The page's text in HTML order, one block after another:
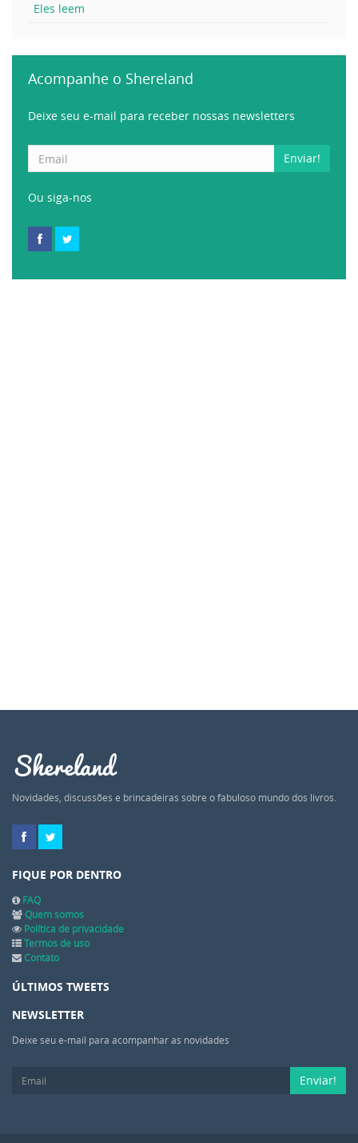
Eles leem
Acompanhe o Shereland
Deixe seu e-mail para receber nossas newsletters
Enviar!
Ou siga-nos
Shereland
Novidades, discussões e brincadeiras sobre o fabuloso mundo dos livros.
FIQUE POR DENTRO
FAQ
Quem somos
Política de privacidade
Termos de uso
Contato
ÚLTIMOS TWEETS
NEWSLETTER
Deixe seu e-mail para acompanhar as novidades
Enviar!